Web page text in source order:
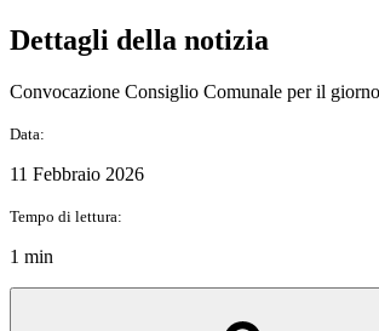
Dettagli della notizia
Convocazione Consiglio Comunale per il
Data:
11 Febbraio 2026
Tempo di lettura:
1 min